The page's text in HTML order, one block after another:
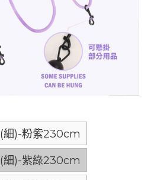
(細)-粉紫230cm
(細)-紫綠230cm